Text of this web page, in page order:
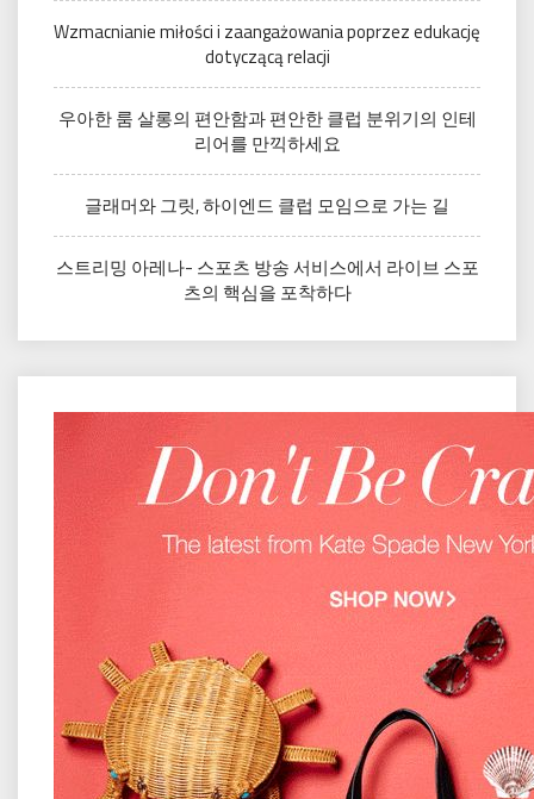
Wzmacnianie miłości i zaangażowania poprzez edukację
dotyczącą relacji
우아한 룸 살롱의 편안함과 편안한 클럽 분위기의 인테
리어를 만끽하세요
글래머와 그릿, 하이엔드 클럽 모임으로 가는 길
스트리밍 아레나- 스포츠 방송 서비스에서 라이브 스포
츠의 핵심을 포착하다